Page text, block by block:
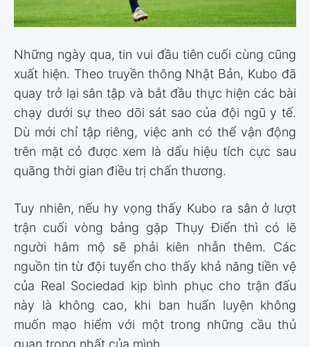
Những ngày qua, tin vui đầu tiên cuối cùng cũng
xuất hiện. Theo truyền thông Nhật Bản, Kubo đã
quay trở lại sân tập và bắt đầu thực hiện các bài
chạy dưới sự theo dõi sát sao của đội ngũ y tế.
Dù mới chỉ tập riêng, việc anh có thể vận động
trên mặt cỏ được xem là dấu hiệu tích cực sau
quãng thời gian điều trị chấn thương.
Tuy nhiên, nếu hy vọng thấy Kubo ra sân ở lượt
trận cuối vòng bảng gặp Thụy Điển thì có lẽ
người hâm mộ sẽ phải kiên nhẫn thêm. Các
nguồn tin từ đội tuyển cho thấy khả năng tiền vệ
của Real Sociedad kịp bình phục cho trận đấu
này là không cao, khi ban huấn luyện không
muốn mạo hiểm với một trong những cầu thủ
quan trọng nhất của mình.